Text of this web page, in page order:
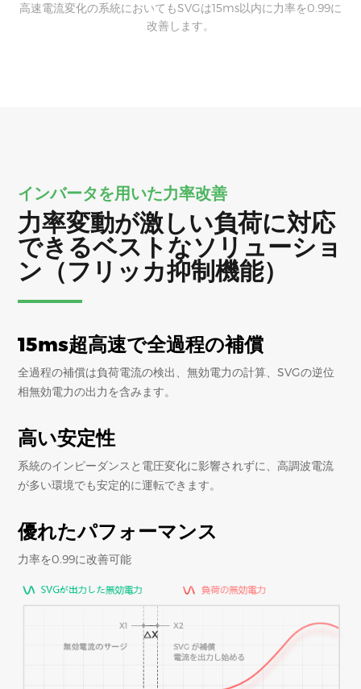
高速電流変化の系統においてもSVGは15ms以内に力率を0.99に
改善します。
インバータを用いた力率改善
力率変動が激しい負荷に対応
できるベストなソリューショ
ン（フリッカ抑制機能）
15ms超高速で全過程の補償
全過程の補償は負荷電流の検出、無効電力の計算、SVGの逆位
相無効電力の出力を含みます。
高い安定性
系統のインピーダンスと電圧変化に影響されずに、高調波電流
が多い環境でも安定的に運転できます。
優れたパフォーマンス
力率を0.99に改善可能